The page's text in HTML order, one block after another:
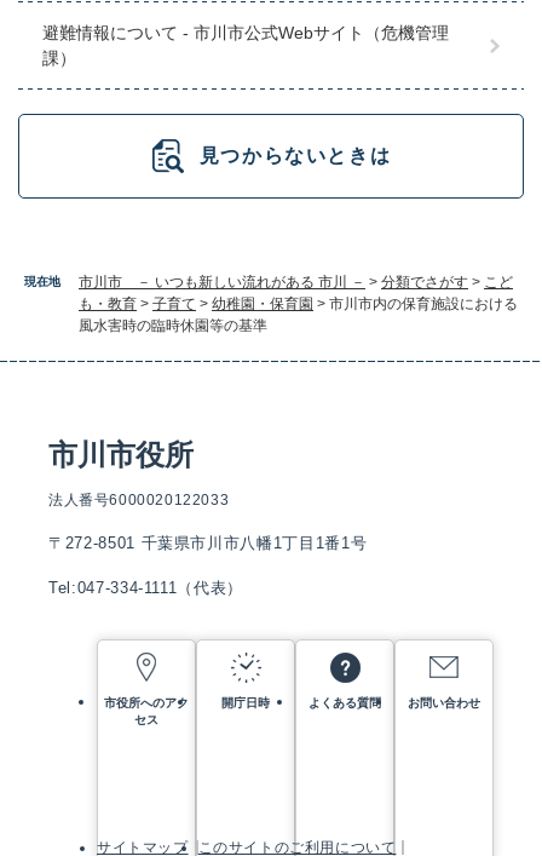
現在地 市川市 － いつも新しい流れがある 市川 － > 分類でさがす > こど
も・教育 > 子育て > 幼稚園・保育園 > 市川市内の保育施設における
風水害時の臨時休園等の基準
避難情報について - 市川市公式Webサイト（危機管理
課）
見つからないときは
市川市役所
法人番号6000020122033
〒272-8501 千葉県市川市八幡1丁目1番1号
Tel:047-334-1111（代表）
市役所へのアク
セス
開庁日時 よくある質問 お問い合わせ
サイトマップ このサイトのご利用について